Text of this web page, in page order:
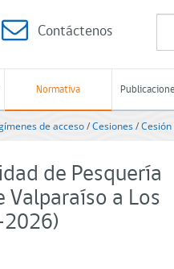
Contáctenos
Normativa
de acceso/Cesiones/
de Pesquería
Valparaíso a Los